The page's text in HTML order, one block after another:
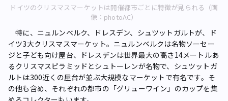
ドイツのクリスマスマーケットは開催都市ごとに特徴が見られる（画
像：photoAC）
特に、ニュルンベルク、ドレスデン、シュツットガルトが、ド
イツ3大クリスマスマーケット。ニュルンベルクは名物ソーセー
ジと子ども向け屋台、ドレスデンは世界最大の高さ14メートルあ
るクリスマスピラミッドとシュトーレンが名物で、シュツットガ
ルトは300近くの屋台が並ぶ大規模なマーケットで有名です。そ
の他も含め、それぞれの都市の「グリューワイン」のカップを集